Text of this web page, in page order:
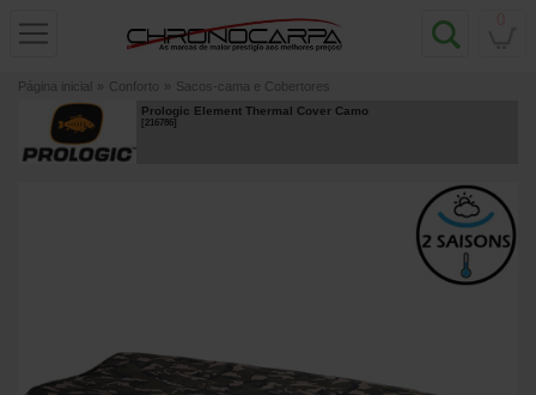
Página inicial » Conforto » Sacos-cama e Cobertores
Prologic Element Thermal Cover Camo
[216786]